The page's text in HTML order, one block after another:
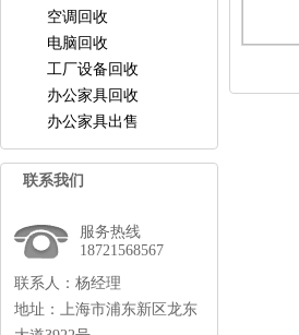
空调回收
电脑回收
工厂设备回收
办公家具回收
办公家具出售
联系我们
服务热线
18721568567
联系人：杨经理
地址：上海市浦东新区龙东